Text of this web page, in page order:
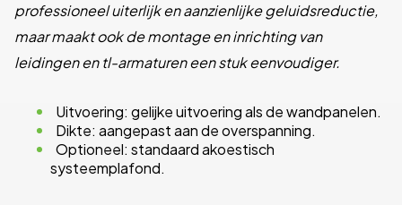
professioneel uiterlijk en aanzienlijke geluidsreductie,
maar maakt ook de montage en inrichting van
leidingen en tl-armaturen een stuk eenvoudiger.
Uitvoering: gelijke uitvoering als de wandpanelen.
Dikte: aangepast aan de overspanning.
Optioneel: standaard akoestisch
systeemplafond.